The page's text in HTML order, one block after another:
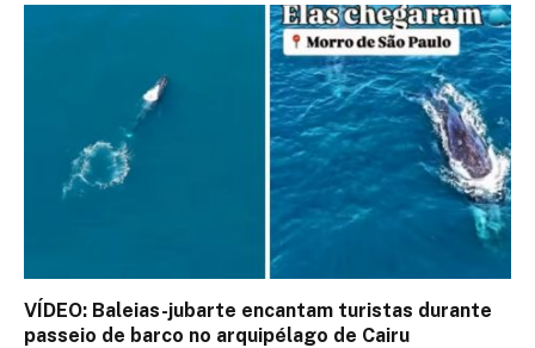
VÍDEO: Baleias-jubarte encantam turistas durante
passeio de barco no arquipélago de Cairu